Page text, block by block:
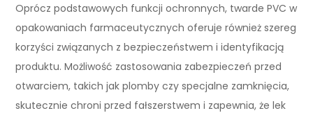
Oprócz podstawowych funkcji ochronnych, twarde PVC w
opakowaniach farmaceutycznych oferuje również szereg
korzyści związanych z bezpieczeństwem i identyfikacją
produktu. Możliwość zastosowania zabezpieczeń przed
otwarciem, takich jak plomby czy specjalne zamknięcia,
skutecznie chroni przed fałszerstwem i zapewnia, że lek